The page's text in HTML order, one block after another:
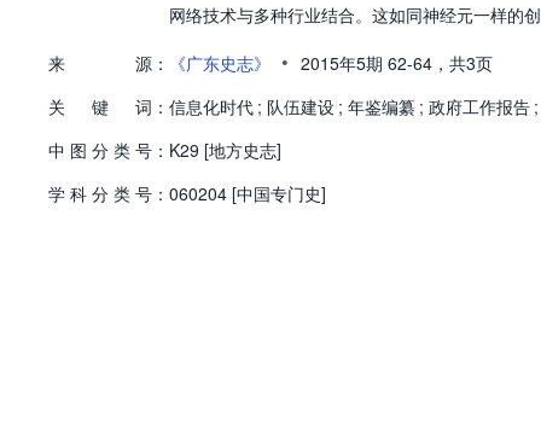
网络技术与多种行业结合。这如同神经元一样的
来
源： 《广东史志》 • 2015年5期 62-64， 共3页
关
键 词： 信息化时代 ; 队伍建设 ; 年鉴编纂 ; 政府工作报告 ;
中 图 分 类 号： K29 [地方史志]
学 科 分 类 号： 060204 [中国专门史]